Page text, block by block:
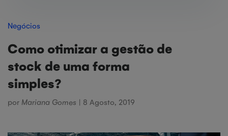
Negócios
Como otimizar a gestão de
stock de uma forma
simples?
por Mariana Gomes | 8 Agosto, 2019